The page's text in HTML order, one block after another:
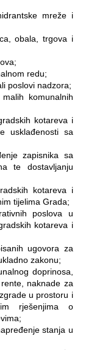
mreže i
obala, trgova i
redu;
poslovi nadzora;
komunalnih
kotareva i
usklađenosti sa
zapisnika sa
te dostavljanju
kotareva i
tijelima Grada;
poslova u
kotareva i
ugovora za
zakonu;
doprinosa,
naknade za
u prostoru i
rješenjima o
stanja u